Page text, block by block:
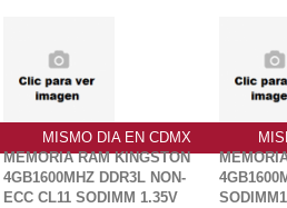
MISMO DIA EN CDMX
MEMORIA RAM KINGSTON
4GB1600MHZ DDR3L NON-
ECC CL11 SODIMM 1.35V